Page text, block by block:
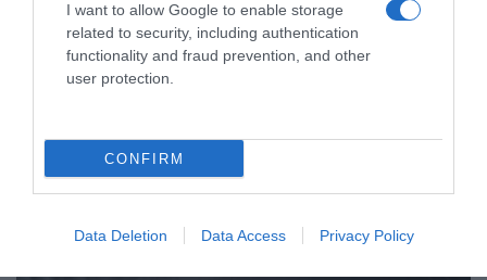
I want to allow Google to enable storage
related to security, including authentication
functionality and fraud prevention, and other
user protection.
CONFIRM
Data Deletion Data Access Privacy Policy
ΟΙΚΟΝΟΜΙΑ